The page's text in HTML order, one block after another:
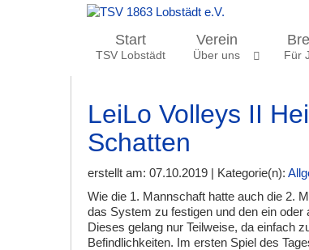
Start
TSV Lobstädt
Verein
Über uns Für
LeiLo Volleys II
Schatten
erstellt am: 07.10.2019 | Kategorie(n):
Wie die 1. Mannschaft hatte auch die 2.
das System zu festigen und den ein oder
Dieses gelang nur Teilweise, da einfach
Befindlichkeiten. Im ersten Spiel des